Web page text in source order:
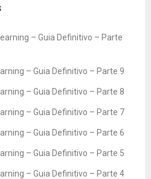
– Guia Definitivo – Parte
– Guia Definitivo – Parte 9
– Guia Definitivo – Parte 8
– Guia Definitivo – Parte 7
– Guia Definitivo – Parte 6
– Guia Definitivo – Parte 5
– Guia Definitivo – Parte 4